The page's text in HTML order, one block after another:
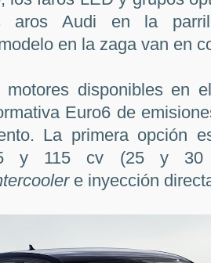
aros Audi en la
en la zaga van en
disponibles en
Euro6 de
La primera opción
y 115 cv (25 y 30
e inyección